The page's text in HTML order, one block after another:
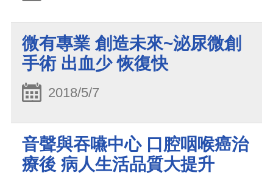
微有專業 創造未來~泌尿微創
手術 出血少 恢復快
2018/5/7
音聲與吞嚥中心 口腔咽喉癌治
療後 病人生活品質大提升